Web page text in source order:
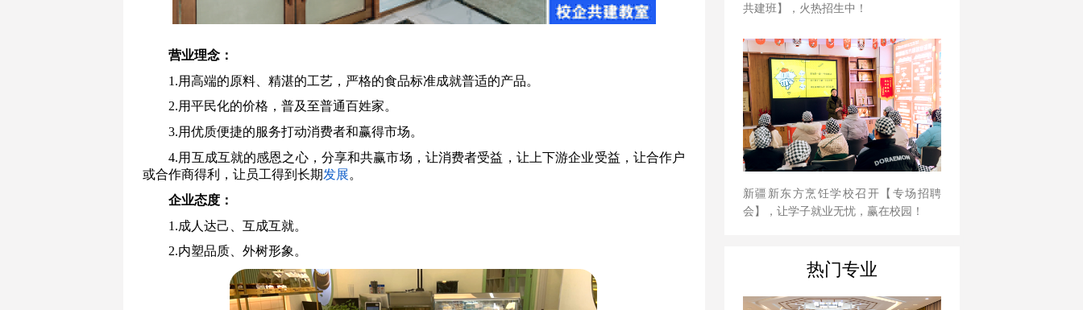
营业理念：
1.用高端的原料、精湛的工艺，严格的食品标准成就普适的产品。
2.用平民化的价格，普及至普通百姓家。
3.用优质便捷的服务打动消费者和赢得市场。
4.用互成互就的感恩之心，分享和共赢市场，让消费者受益，让上下游企业受益，让合作户
或合作商得利，让员工得到长期发展。
企业态度：
1.成人达己、互成互就。
2.内塑品质、外树形象。
共建班】，火热招生中！
新疆新东方烹饪学校召开【专场招聘
会】，让学子就业无忧，赢在校园！
热门专业